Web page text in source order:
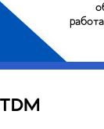
TDM